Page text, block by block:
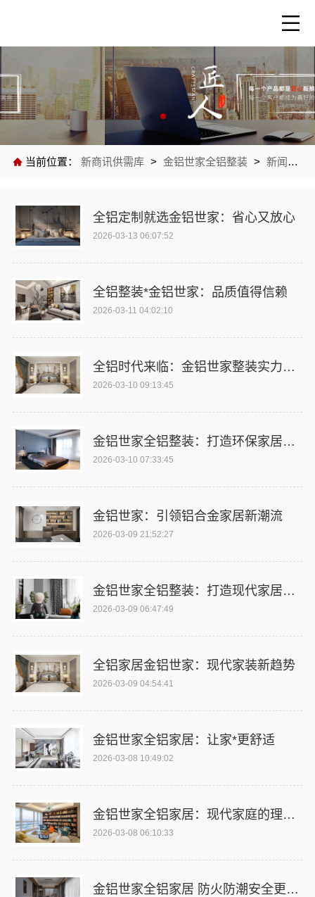
当前位置： 新商讯供需库 > 金铝世家全铝整装 > 新闻中心
全铝定制就选金铝世家：省心又放心
2026-03-13 06:07:52
全铝整装*金铝世家：品质值得信赖
2026-03-11 04:02:10
全铝时代来临：金铝世家整装实力展示
2026-03-10 09:13:45
金铝世家全铝整装：打造环保家居新标杆
2026-03-10 07:33:45
金铝世家：引领铝合金家居新潮流
2026-03-09 21:52:27
金铝世家全铝整装：打造现代家居新风尚
2026-03-09 06:47:49
全铝家居金铝世家：现代家装新趋势
2026-03-09 04:54:41
金铝世家全铝家居：让家*更舒适
2026-03-08 10:49:02
金铝世家全铝家居：现代家庭的理想之选
2026-03-08 06:10:33
金铝世家全铝家居 防火防潮安全更可靠